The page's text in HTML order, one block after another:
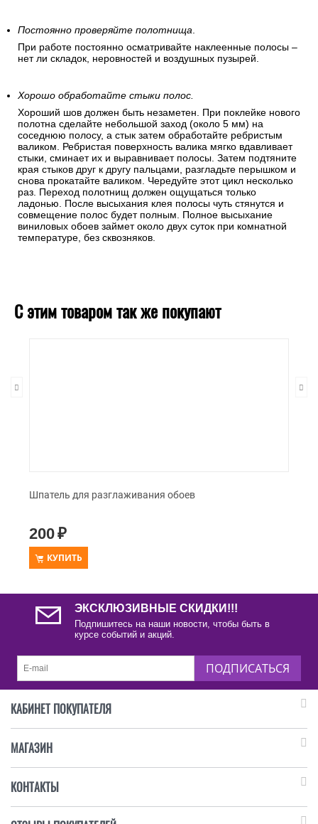
Постоянно проверяйте полотнища.
При работе постоянно осматривайте наклеенные полосы –
нет ли складок, неровностей и воздушных пузырей.
Хорошо обработайте стыки полос.
Хороший шов должен быть незаметен. При поклейке нового
полотна сделайте небольшой заход (около 5 мм) на
соседнюю полосу, а стык затем обработайте ребристым
валиком. Ребристая поверхность валика мягко вдавливает
стыки, сминает их и выравнивает полосы. Затем подтяните
края стыков друг к другу пальцами, разгладьте перышком и
снова прокатайте валиком. Чередуйте этот цикл несколько
раз. Переход полотнищ должен ощущаться только
ладонью. После высыхания клея полосы чуть стянутся и
совмещение полос будет полным. Полное высыхание
виниловых обоев займет около двух суток при комнатной
температуре, без сквозняков.
С этим товаром так же покупают
Шпатель для разглаживания обоев
200₽
КУПИТЬ
ЭКСКЛЮЗИВНЫЕ СКИДКИ!!!
Подпишитесь на наши новости, чтобы быть в
курсе событий и акций.
ПОДПИСАТЬСЯ
КАБИНЕТ ПОКУПАТЕЛЯ
МАГАЗИН
КОНТАКТЫ